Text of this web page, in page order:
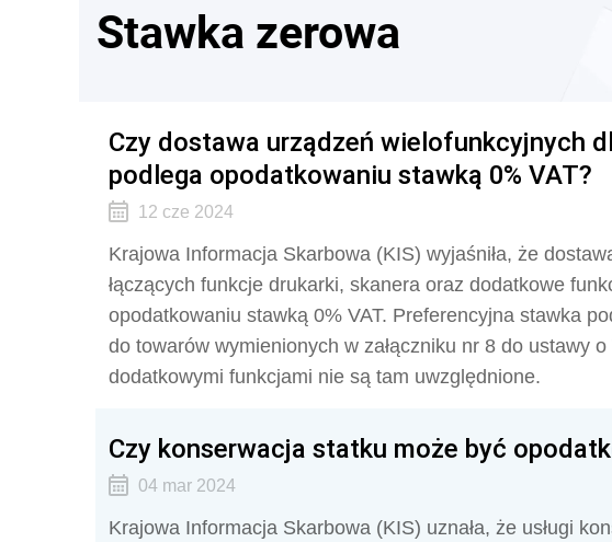
Stawka zerowa
Czy dostawa urządzeń wielofunkcyjnych
podlega opodatkowaniu stawką 0% VAT?
12 cze 2024
Krajowa Informacja Skarbowa (KIS) wyjaśniła, że
łączących funkcje drukarki, skanera oraz dodatkowe
opodatkowaniu stawką 0% VAT. Preferencyjna stawka
do towarów wymienionych w załączniku nr 8 do ustawy
dodatkowymi funkcjami nie są tam uwzględnione.
Czy konserwacja statku może być
04 mar 2024
Krajowa Informacja Skarbowa (KIS) uznała, że usługi